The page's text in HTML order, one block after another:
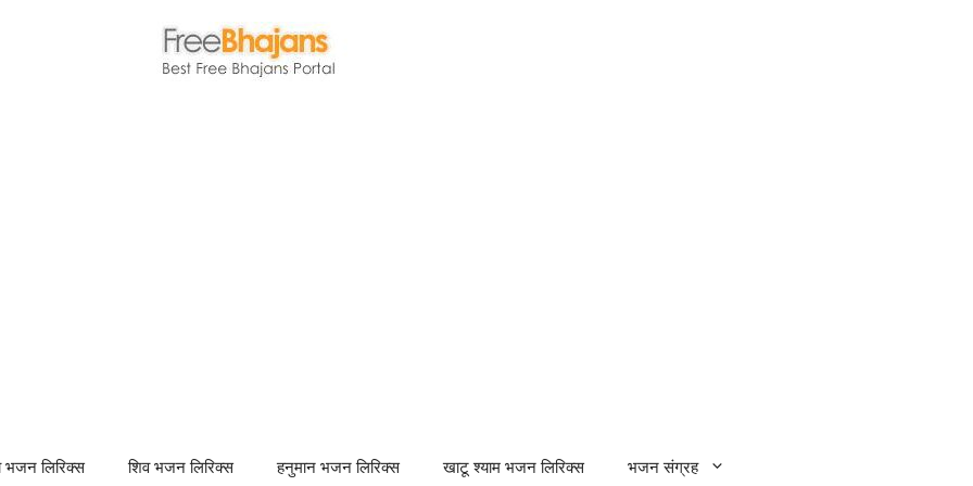
भजन लिरिक्स शिव भजन लिरिक्स हनुमान भजन लिरिक्स खाटू श्याम भजन लिरिक्स भजन संग्रह